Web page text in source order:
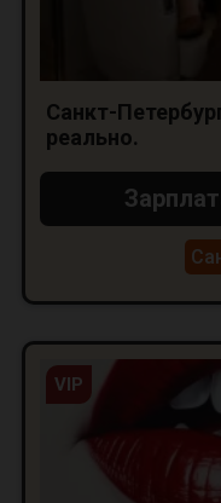
Санкт-
реально.
VIP